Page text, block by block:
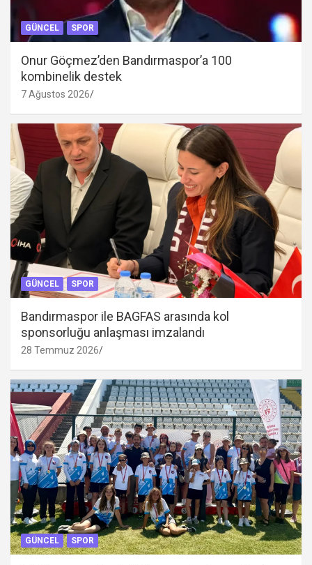
GÜNCEL SPOR
Onur Göçmez’den Bandırmaspor’a 100
kombinelik destek
7 Ağustos 2026
GÜNCEL SPOR
Bandırmaspor ile BAGFAS arasında kol
sponsorluğu anlaşması imzalandı
28 Temmuz 2026
GÜNCEL SPOR